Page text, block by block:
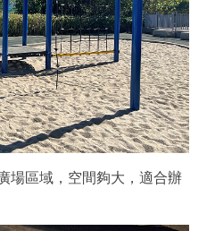
場區域，空間夠大，適合辦